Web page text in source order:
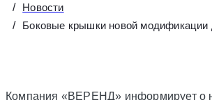
Новости
Боковые крышки новой модификации
Компания «ВЕРЕНД» информирует о